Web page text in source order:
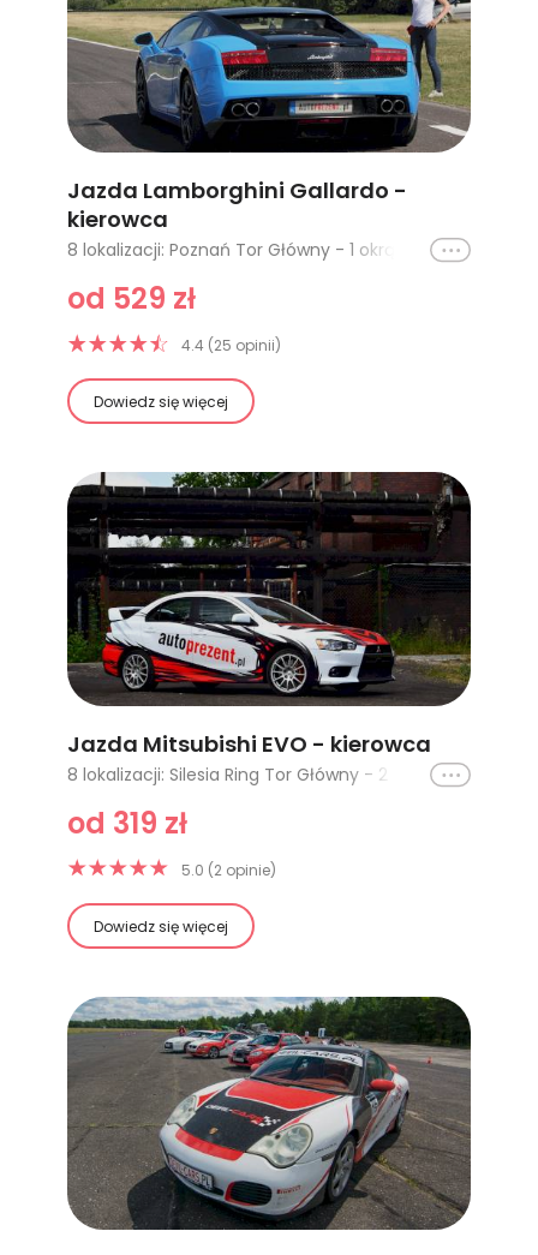
Jazda Lamborghini Gallardo -
kierowca
8 lokalizacji: Poznań Tor Główny - 1 okrążenie, Cała Polska - 1 okrążenie, Cała Polska - 2 okrążenia, Cała Polska - 3 okrążenia, Cała Polska - 4 okrążenia, Poznań Tor Główny - 2 okrążenia, Silesia Ring Tor Główny - 1 okrążenie, Silesia Ring Tor Główny - 2 okrążenia
Ikona
od 529 zł
4.4 (25 opinii)
Dowiedz się więcej
Jazda Mitsubishi EVO - kierowca
8 lokalizacji: Silesia Ring Tor Główny - 2 okrążenia, Poznań Tor Główny - 1 okrążenie, Poznań Tor Główny - 2 okrążenia, Cała Polska - 1 okrążenie, Cała Polska - 2 okrążenia, Cała Polska - 3 okrążenia, Cała Polska - 4 okrążenia, Silesia Ring Tor Główny - 1 okrążenie
Ikona
od 319 zł
5.0 (2 opinie)
Dowiedz się więcej